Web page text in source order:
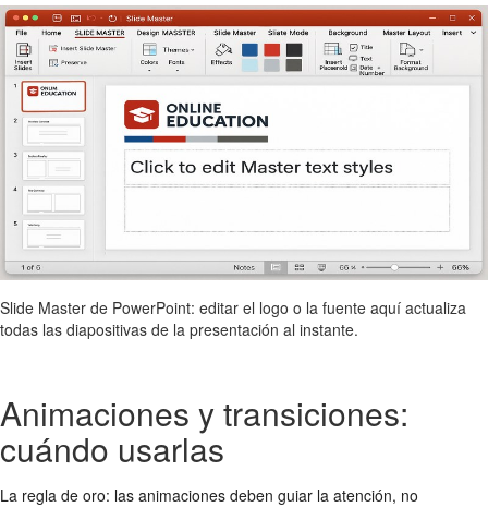
Slide Master de PowerPoint: editar el logo o la fuente aquí actualiza
todas las diapositivas de la presentación al instante.
Animaciones y transiciones:
cuándo usarlas
La regla de oro: las animaciones deben guiar la atención, no